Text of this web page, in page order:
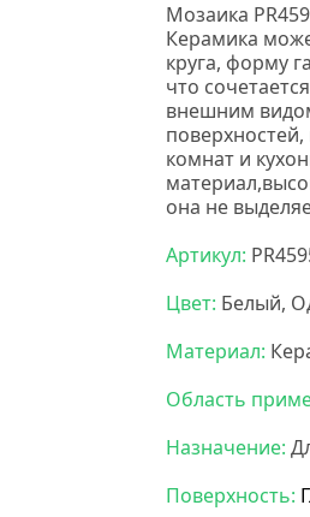
Мозаика
Керамика
круга, форму
что
внешним
комнат и
она не
Артикул:
Цвет: Белый,
Материал:
Область
Назначение:
Поверхность: